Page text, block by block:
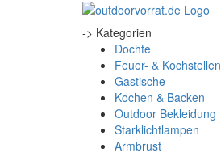
-> Kategorien
Dochte
Feuer- & Kochstellen
Gastische
Kochen & Backen
Outdoor Bekleidung
Starklichtlampen
Armbrust